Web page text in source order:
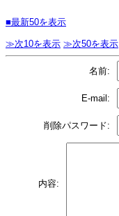
■最新50を表示
≫次10を表示 ≫次50を表示
名前:
E-mail:
削除パスワード:
内容: